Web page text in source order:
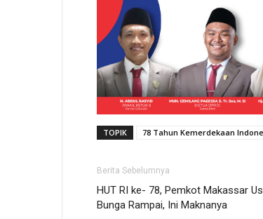
TOPIK 78 Tahun Kemerdekaan
Berita Sebelumnya
HUT RI ke- 78, Pemkot Makassar
Bunga Rampai, Ini Maknanya